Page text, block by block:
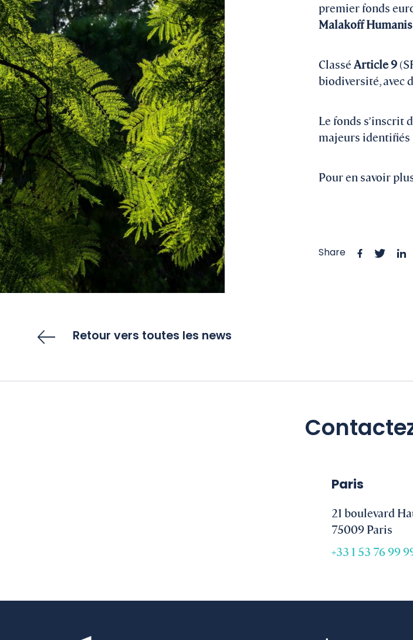
premier fonds
Malakoff Humanis
ClasséArticle 9
biodiversité, avec
Le fonds s’inscrit
majeurs identifiés
Pour en savoir
Share
Retour vers toutes les news
Paris
21 boulevard
75009 Paris
+33 1 53 76 99